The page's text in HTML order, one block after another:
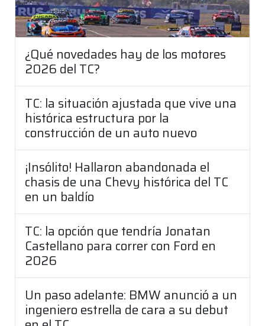
¿Qué novedades hay de los motores
2026 del TC?
TC: la situación ajustada que vive una
histórica estructura por la
construcción de un auto nuevo
¡Insólito! Hallaron abandonada el
chasis de una Chevy histórica del TC
en un baldío
TC: la opción que tendría Jonatan
Castellano para correr con Ford en
2026
Un paso adelante: BMW anunció a un
ingeniero estrella de cara a su debut